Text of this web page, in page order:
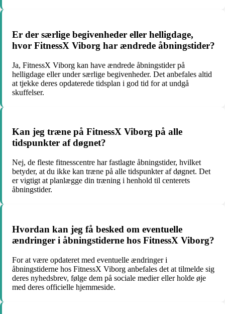
Er der særlige begivenheder eller helligdage,
hvor FitnessX Viborg har ændrede åbningstider?
Ja, FitnessX Viborg kan have ændrede åbningstider på
helligdage eller under særlige begivenheder. Det anbefales altid
at tjekke deres opdaterede tidsplan i god tid for at undgå
skuffelser.
Kan jeg træne på FitnessX Viborg på alle
tidspunkter af døgnet?
Nej, de fleste fitnesscentre har fastlagte åbningstider, hvilket
betyder, at du ikke kan træne på alle tidspunkter af døgnet. Det
er vigtigt at planlægge din træning i henhold til centerets
åbningstider.
Hvordan kan jeg få besked om eventuelle
ændringer i åbningstiderne hos FitnessX Viborg?
For at være opdateret med eventuelle ændringer i
åbningstiderne hos FitnessX Viborg anbefales det at tilmelde sig
deres nyhedsbrev, følge dem på sociale medier eller holde øje
med deres officielle hjemmeside.